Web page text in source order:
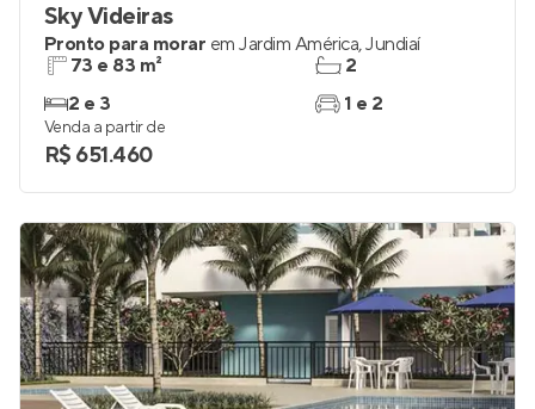
Sky Videiras
Pronto para morar em Jardim América,Jundiaí
73 e 83 m²
2 e 3
2
1 e 2
Venda a partir de
R$ 651.460